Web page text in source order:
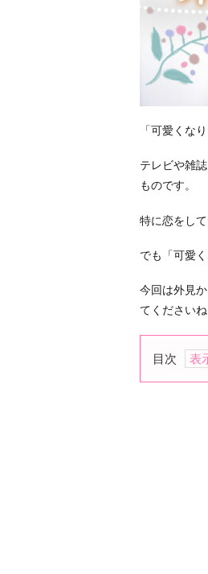
「可愛くな
テレビや雑
ものです。
特に恋をし
でも「可愛
今回は外見
てくださいね
目次
1.